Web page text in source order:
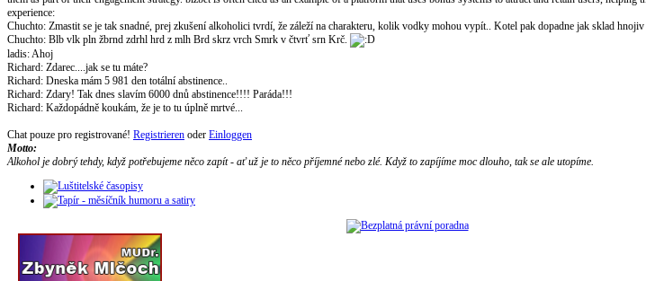
experience:
Chuchto: Zmastit se je tak snadné, prej zkušení alkoholici tvrdí, že záleží na charakteru, kolik vodky mohou vypít.. Kotel pak dopadne jak sklad
Chuchto: Blb vlk pln žbrnd zdrhl hrd z mlh Brd skrz vrch Smrk v čtvrť srn Krč.
ladis:Ahoj
Richard: Zdarec....jak se tu máte?
Richard: Dneska mám 5 981 den totální abstinence..
Richard: Zdary! Tak dnes slavím 6000 dnů abstinence!!!! Paráda!!!
Richard: Každopádně koukám, že je to tu úplně mrtvé...
Chat pouze pro registrované! Registrieren oder Einloggen
Motto:
Alkohol je dobrý tehdy, když potřebujeme něco zapít - ať už je to něco příjemné nebo zlé. Když to zapíjíme moc dlouho, tak se ale utopíme.